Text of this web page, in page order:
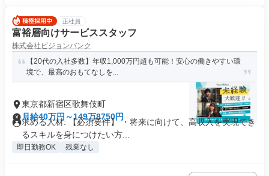
正社員
富裕層向けサービススタッフ
株式会社ビジョンバンク
【20代の入社多数】年収1,000万円超も可能！安心の働きやすい環
境で、最高のおもてなしを...
東京都新宿区歌舞伎町
月給40万円～149万8750円
求める人材: 【必須要件】 ・将来に向けて、高収入を実現でき
るスキルを身につけたい方...
即日勤務OK 残業なし